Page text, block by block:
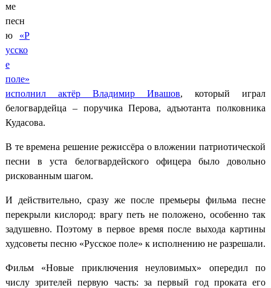
ме
песн
ю «Р
усско
е
поле»
исполнил актёр Владимир Ивашов, который играл
белогвардейца – поручика Перова, адъютанта полковника
Кудасова.
В те времена решение режиссёра о вложении патриотической
песни в уста белогвардейского офицера было довольно
рискованным шагом.
И действительно, сразу же после премьеры фильма песне
перекрыли кислород: врагу петь не положено, особенно так
задушевно. Поэтому в первое время после выхода картины
худсоветы песню «Русское поле» к исполнению не разрешали.
Фильм «Новые приключения неуловимых» опередил по
числу зрителей первую часть: за первый год проката его